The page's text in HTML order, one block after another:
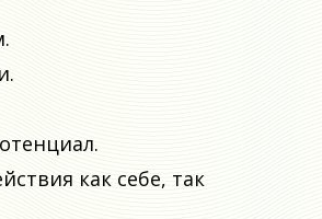
как себе, так